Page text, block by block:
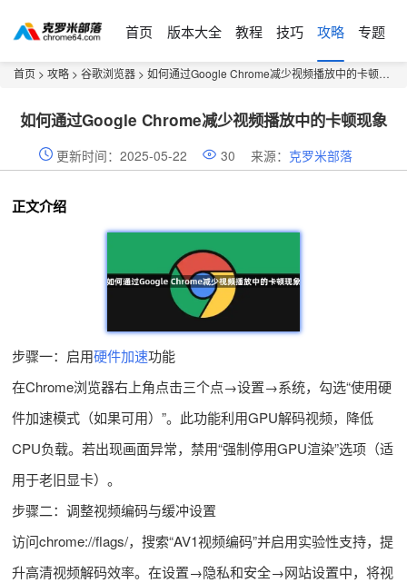
首页 版本大全 教程 技巧 攻略 专题
首页 > 攻略 > 谷歌浏览器 > 如何通过Google Chrome减少视频播放中的卡顿现象
如何通过Google Chrome减少视频播放中的卡顿现象
更新时间：2025-05-22 30 来源： 克罗米部落
正文介绍
步骤一：启用硬件加速功能
在Chrome浏览器右上角点击三个点→设置→系统，勾选“使用硬
件加速模式（如果可用）”。此功能利用GPU解码视频，降低
CPU负载。若出现画面异常，禁用“强制停用GPU渲染”选项（适
用于老旧显卡）。
步骤二：调整视频编码与缓冲设置
访问chrome://flags/，搜索“AV1视频编码”并启用实验性支持，提
升高清视频解码效率。在设置→隐私和安全→网站设置中，将视